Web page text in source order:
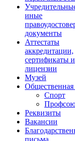
иные
документы
Аттестаты
аккредитации,
сертификаты и
лицензии
Музей
Спорт
Реквизиты
Вакансии
письма